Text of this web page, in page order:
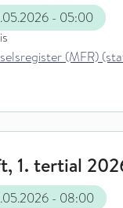
- 05:00
(MFR)
1. tertial
- 08:00